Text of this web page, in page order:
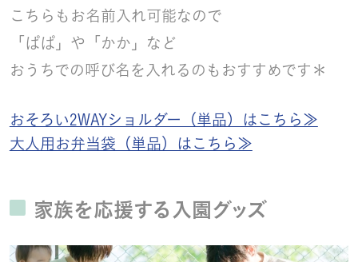
こちらもお名前入れ可能なので
「ぱぱ」や「かか」など
おうちでの呼び名を入れるのもおすすめです＊
おそろい2WAYショルダー（単品）はこちら≫
大人用お弁当袋（単品）はこちら≫
家族を応援する入園グッズ